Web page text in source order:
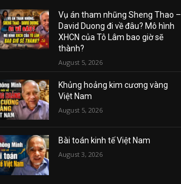
Vụ án tham nhũng Sheng Thao –
David Duong đi về đâu? Mô hình
XHCN của Tô Lâm bao giờ sẽ
thành?
August 5, 2026
Khủng hoảng kim cương vàng
Việt Nam
August 5, 2026
Bài toán kinh tế Việt Nam
August 3, 2026